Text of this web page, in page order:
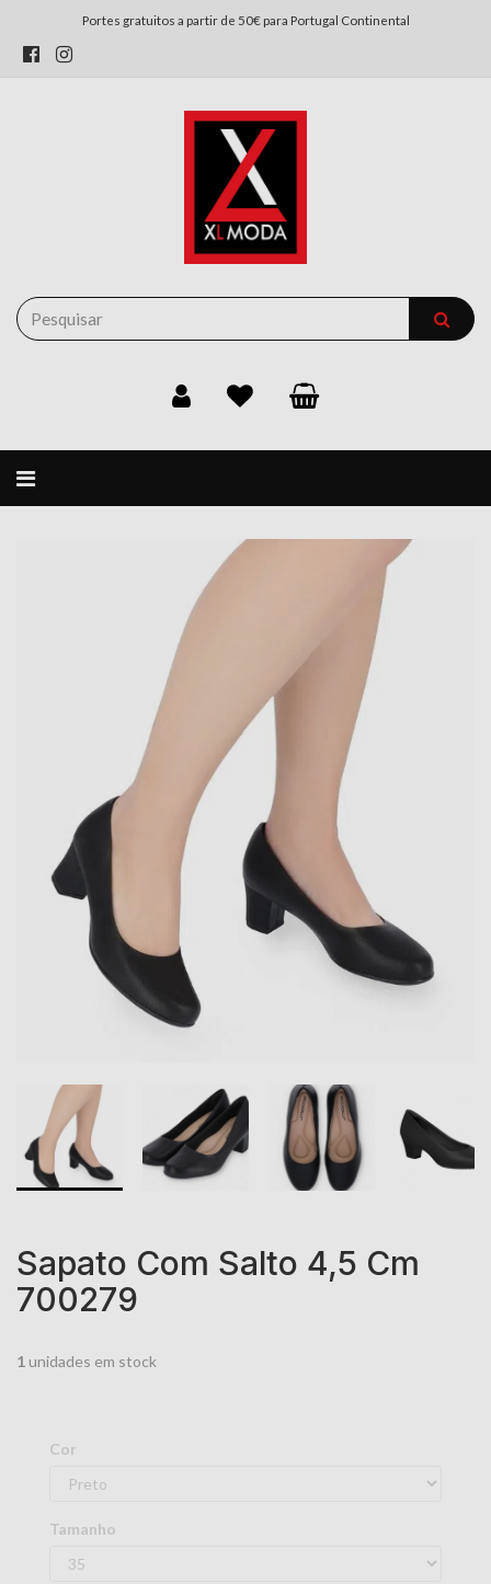
Portes gratuitos a partir de 50€ para Portugal Continental
Alternar
Sapato Com Salto 4,5 Cm
700279
1 unidades em stock
Cor
Tamanho
Promoções de Primavera/Verão
2026 🌿☀️
Explore peças elegantes, leves e versáteis, pensadas para
os dias mais luminosos da estação.
Ver coleção